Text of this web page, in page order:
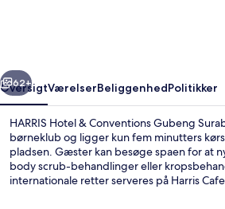
Næste
62+
OversigtVærelserBeliggenhedPolitikker
HARRIS Hotel & Conventions Gubeng
børneklub og ligger kun fem minutters
pladsen. Gæster kan besøge spaen for at
body scrub-behandlinger eller
internationale retter serveres på Harris